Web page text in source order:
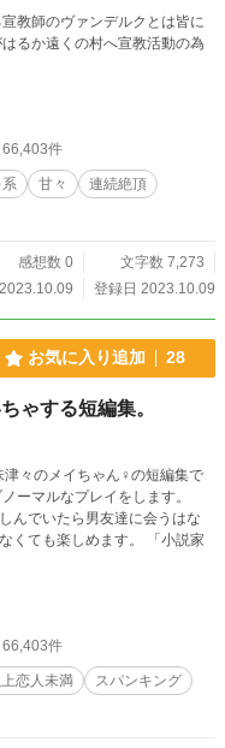
教師のヴァンデルクとは皆に
るか遠くの村へ宣教活動の為
66,403件
系 甘々
連続絶頂
感想数 0
文字数 7,273
登録日 2023.10.09
お気に入り追加 28
ゃする短編集。
々のメイちゃん♀の短編集で
ーマルなプレイをします。
んでいたら男友達に会うはな
楽しめます。 「小説家
66,403件
恋人未満
スパンキング